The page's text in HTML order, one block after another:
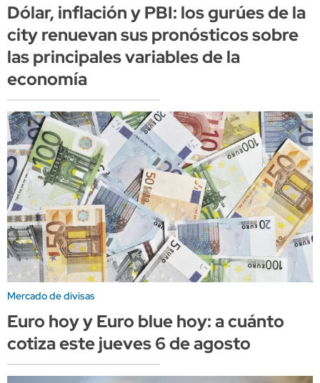
Dólar, inflación y PBI: los gurúes de la
city renuevan sus pronósticos sobre
las principales variables de la
economía
Mercado de divisas
Euro hoy y Euro blue hoy: a cuánto
cotiza este jueves 6 de agosto